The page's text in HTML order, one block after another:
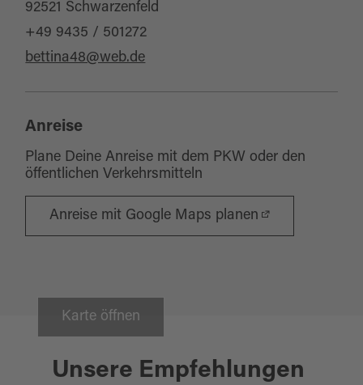
92521 Schwarzenfeld
+49 9435 / 501272
bettina48@web.de
Anreise
Plane Deine Anreise mit dem PKW oder den
öffentlichen Verkehrsmitteln
Anreise mit Google Maps planen
Karte öffnen
Unsere Empfehlungen
Schwandorf
OBERPFÄLZER KÜNSTLERHAUS